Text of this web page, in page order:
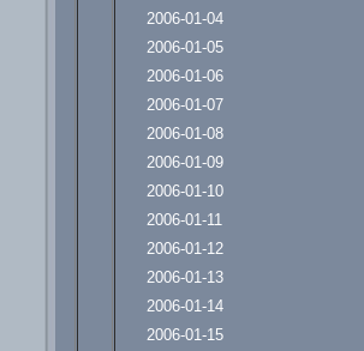
2006-01-04
2006-01-05
2006-01-06
2006-01-07
2006-01-08
2006-01-09
2006-01-10
2006-01-11
2006-01-12
2006-01-13
2006-01-14
2006-01-15